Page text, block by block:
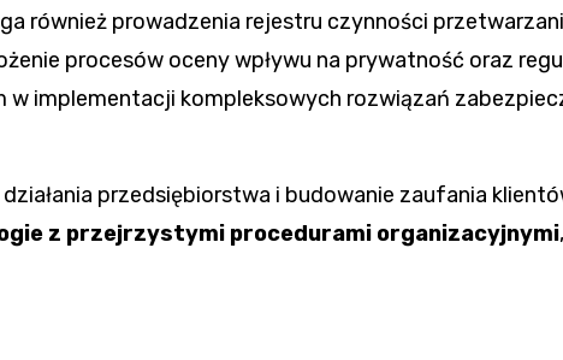
również prowadzenia rejestru czynności
procesów oceny wpływu na prywatność oraz
w implementacji kompleksowych rozwiązań
przedsiębiorstwa i budowanie zaufania
z przejrzystymi procedurami organizacyjnymi